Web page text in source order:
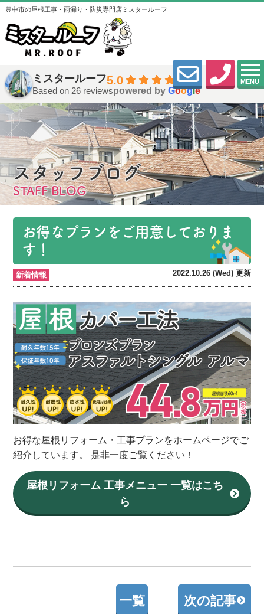
豊中市の屋根工事・雨漏り・防災専門店ミスタールーフ
MENU
ミスタールーフ5.0
Based on 26 reviewspowered by Google
スタッフブログ
STAFF BLOG
お得なプランをご用意しておりま
す！
新着情報 2022.10.26 (Wed) 更新
お得な屋根リフォーム・工事プランをホームページでご
紹介しています。 是非一度ご覧ください！
屋根リフォーム 工事メニュー 一覧はこち
ら
一覧 次の記事